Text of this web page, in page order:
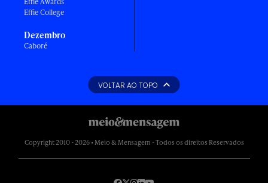
Effie College
Dezembro
Caboré
VOLTAR AO TOPO
Copyright 2010 - 2026 • Meio & Mensagem - Todos os direitos Reservados